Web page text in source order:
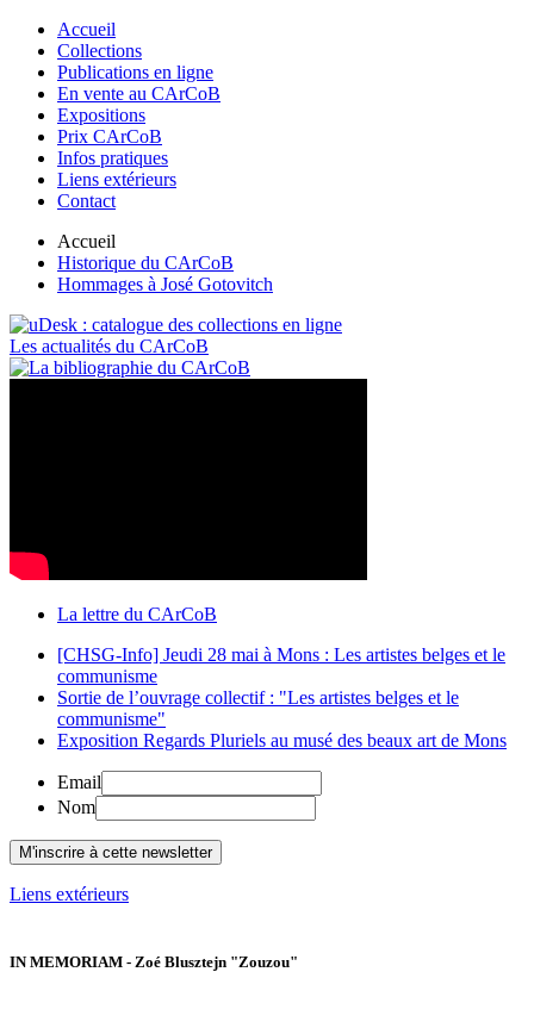
Accueil
Collections
Publications en ligne
En vente au CArCoB
Expositions
Prix CArCoB
Infos pratiques
Liens extérieurs
Contact
Accueil
Historique du CArCoB
Hommages à José Gotovitch
Les actualités du CArCoB
La lettre du CArCoB
[CHSG-Info] Jeudi 28 mai à Mons : Les artistes belges et le
communisme
Sortie de l’ouvrage collectif : "Les artistes belges et le
communisme"
Exposition Regards Pluriels au musé des beaux art de Mons
Email
Nom
Liens extérieurs
IN MEMORIAM - Zoé Blusztejn "Zouzou"